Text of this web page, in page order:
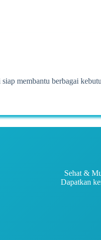
membantu berbagai
Sehat &
Dapatkan